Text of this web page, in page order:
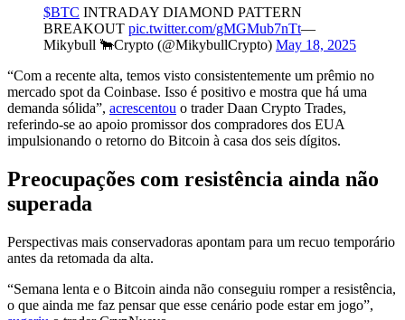
$BTC INTRADAY DIAMOND PATTERN
BREAKOUT pic.twitter.com/gMGMub7nTt—
Mikybull 🐂Crypto (@MikybullCrypto) May 18, 2025
“Com a recente alta, temos visto consistentemente um prêmio no
mercado spot da Coinbase. Isso é positivo e mostra que há uma
demanda sólida”, acrescentou o trader Daan Crypto Trades,
referindo-se ao apoio promissor dos compradores dos EUA
impulsionando o retorno do Bitcoin à casa dos seis dígitos.
Preocupações com resistência ainda não
superada
Perspectivas mais conservadoras apontam para um recuo temporário
antes da retomada da alta.
“Semana lenta e o Bitcoin ainda não conseguiu romper a resistência,
o que ainda me faz pensar que esse cenário pode estar em jogo”,